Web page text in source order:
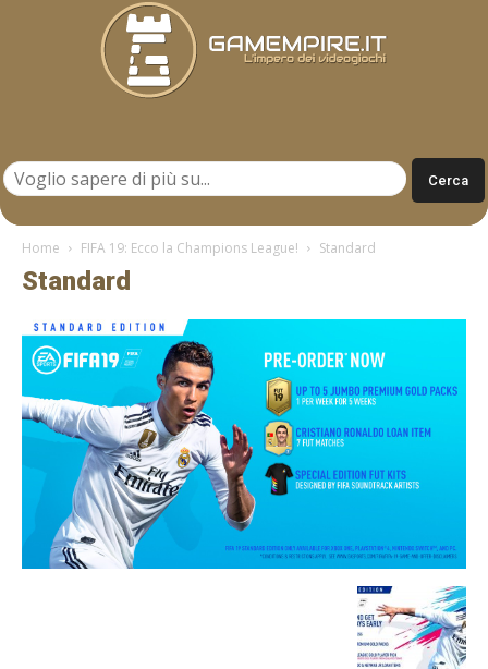
Home FIFA 19: Ecco la Champions League! Standard
Standard